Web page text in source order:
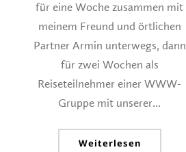
für eine Woche zusammen mit
meinem Freund und örtlichen
Partner Armin unterwegs, dann
für zwei Wochen als
Reiseteilnehmer einer WWW-
Gruppe mit unserer...
Weiterlesen